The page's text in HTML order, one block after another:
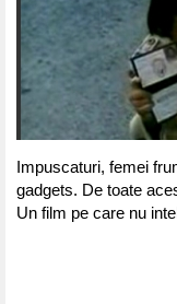
Impuscaturi, femei
gadgets. De toate
Un film pe care nu